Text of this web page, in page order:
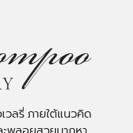
วลรี่ ภายใต้แนวคิด